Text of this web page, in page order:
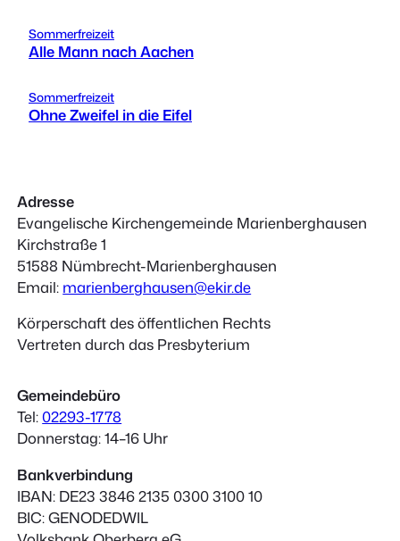
Sommerfreizeit
Alle Mann nach Aachen
Sommerfreizeit
Ohne Zweifel in die Eifel
Adresse
Evangelische Kirchengemeinde Marienberghausen
Kirchstraße 1
51588 Nümbrecht-Marienberghausen
Email: marienberghausen@ekir.de
Körperschaft des öffentlichen Rechts
Vertreten durch das Presbyterium
Gemeindebüro
Tel:02293-1778
Donnerstag: 14–16 Uhr
Bankverbindung
IBAN: DE23 3846 2135 0300 3100 10
BIC: GENODEDWIL